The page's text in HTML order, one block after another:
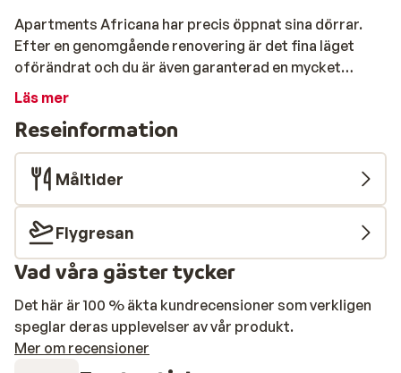
Apartments Africana har precis öppnat sina dörrar.
Efter en genomgående renovering är det fina läget
oförändrat och du är även garanterad en mycket
bekväm vistelse på soliga Gran Canaria. Inom några
stig. Det finns även trevliga barer och butiker i
området, så det råder ingen brist på underhållning.
Även om du har ett centralt läge är det en lugn
atmosfär vid poolen och du kan koppla av i solen. Vill du
upptäcka Maspalomas världsberömda sanddyner? Du
kan se de gnistra på långt håll från lägenheterna, men
att besöka platsen är spektakulärt! Efter en dag av sol,
bad och utforskande av området kan du koppla av i din
moderna lägenhet. Njut av en drink på din rymliga
balkong innan du går ut och äter middag. Eller du
kanske föredrar att laga en god måltid själv i det
välutrustade köket. Hur som helst kommer detta att bli
Läs mer
Reseinformation
Måltider
Flygresan
Vad våra gäster tycker
Det här är 100 % äkta kundrecensioner som verkligen
speglar deras upplevelser av vår produkt.
Mer om recensioner